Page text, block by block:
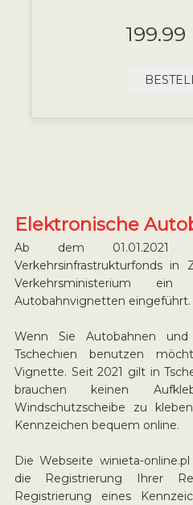
199.99
Elektronische
Ab dem 01.01.2021
Verkehrsinfrastrukturfonds
Verkehrsministerium ein
Autobahnvignetten eingeführt.
Wenn Sie Autobahnen
Tschechien benutzen
Vignette. Seit 2021 gilt in
brauchen keinen
Windschutzscheibe zu
Kennzeichen bequem online.
Die Webseite winieta-
die Registrierung Ihrer
Registrierung eines